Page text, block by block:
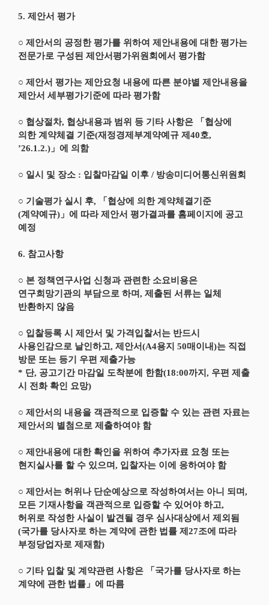
5. 제안서 평가
○ 제안서의 공정한 평가를 위하여 제안내용에 대한 평가는
전문가로 구성된 제안서평가위원회에서 평가함
○ 제안서 평가는 제안요청 내용에 따른 분야별 제안내용을
제안서 세부평가기준에 따라 평가함
○ 협상절차, 협상내용과 범위 등 기타 사항은 「협상에
의한 계약체결 기준(재정경제부계약예규 제40호,
’26.1.2.)」에 의함
○ 일시 및 장소 : 입찰마감일 이후 / 방송미디어통신위원회
○ 기술평가 실시 후, 「협상에 의한 계약체결기준
(계약예규)」에 따라 제안서 평가결과를 홈페이지에 공고
예정
6. 참고사항
○ 본 정책연구사업 신청과 관련한 소요비용은
연구희망기관의 부담으로 하며, 제출된 서류는 일체
반환하지 않음
○ 입찰등록 시 제안서 및 가격입찰서는 반드시
사용인감으로 날인하고, 제안서(A4용지 50매이내)는 직접
방문 또는 등기 우편 제출가능
* 단, 공고기간 마감일 도착분에 한함(18:00까지, 우편 제출
시 전화 확인 요망)
○ 제안서의 내용을 객관적으로 입증할 수 있는 관련 자료는
제안서의 별첨으로 제출하여야 함
○ 제안내용에 대한 확인을 위하여 추가자료 요청 또는
현지실사를 할 수 있으며, 입찰자는 이에 응하여야 함
○ 제안서는 허위나 단순예상으로 작성하여서는 아니 되며,
모든 기재사항을 객관적으로 입증할 수 있어야 하고,
허위로 작성한 사실이 발견될 경우 심사대상에서 제외됨
(국가를 당사자로 하는 계약에 관한 법률 제27조에 따라
부정당업자로 제재함)
○ 기타 입찰 및 계약관련 사항은 「국가를 당사자로 하는
계약에 관한 법률」에 따름